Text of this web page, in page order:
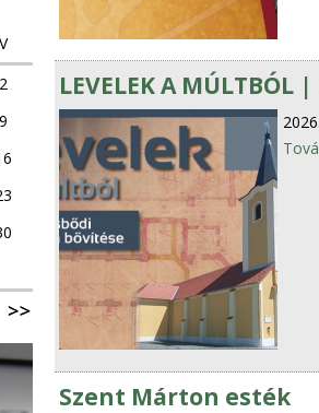
LEVELEK A MÚLTBÓL
Szent Márton esték
V
2
9